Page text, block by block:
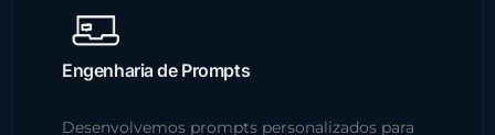
Engenharia de Prompts
Desenvolvemos prompts personalizados para